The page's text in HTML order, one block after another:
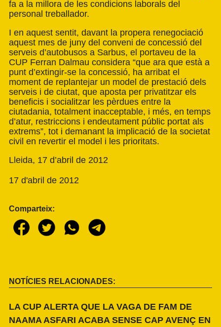
fa a la millora de les condicions laborals del
personal treballador.
I en aquest sentit, davant la propera renegociació
aquest mes de juny del conveni de concessió del
serveis d’autobusos a Sarbus, el portaveu de la
CUP Ferran Dalmau considera “que ara que està a
punt d’extingir-se la concessió, ha arribat el
moment de replantejar un model de prestació dels
serveis i de ciutat, que aposta per privatitzar els
beneficis i socialitzar les pèrdues entre la
ciutadania, totalment inacceptable, i més, en temps
d’atur, restriccions i endeutament públic portat als
extrems”, tot i demanant la implicació de la societat
civil en revertir el model i les prioritats.
Lleida, 17 d’abril de 2012
17 d'abril de 2012
Comparteix:
NOTÍCIES RELACIONADES:
LA CUP ALERTA QUE LA VAGA DE FAM DE
NAAMA ASFARI ACABA SENSE CAP AVENÇ EN